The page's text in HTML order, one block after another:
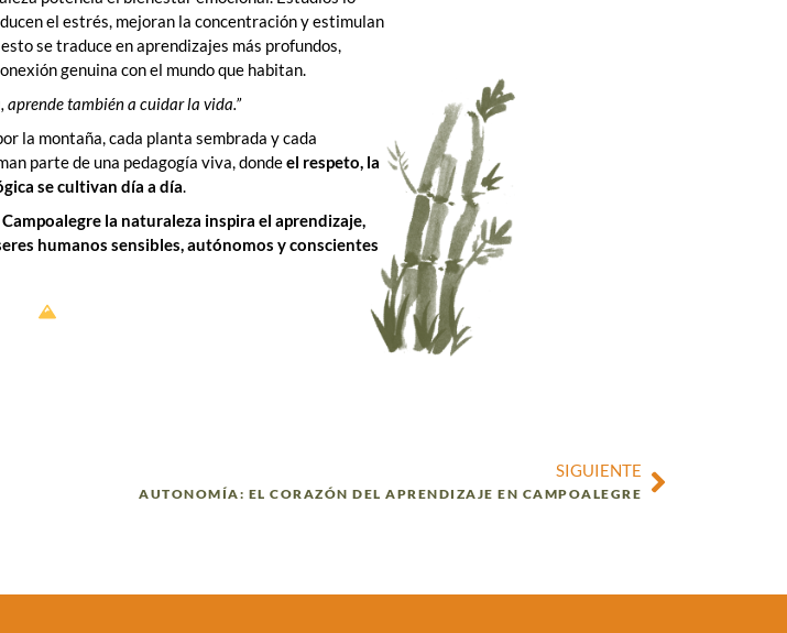
el estrés, mejoran la concentración y estimulan
se traduce en aprendizajes más profundos,
genuina con el mundo que habitan.
aprende también a cuidar la vida.”
la montaña, cada planta sembrada y cada
parte de una pedagogía viva, dondeel respeto, la
se cultivan día a día.
la naturaleza inspira el aprendizaje,
humanos sensibles, autónomos y conscientes
SIGUIENTE
AUTONOMÍA: EL CORAZÓN DEL APRENDIZAJE EN CAMPOALEGRE